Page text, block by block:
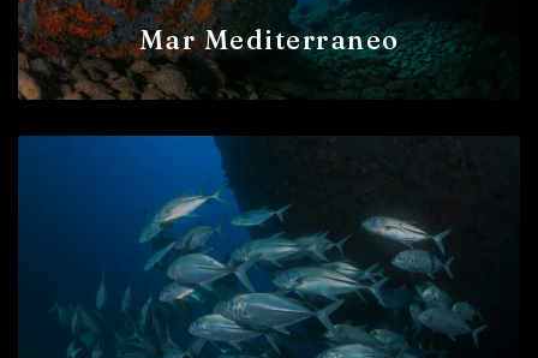
Mar Mediterraneo